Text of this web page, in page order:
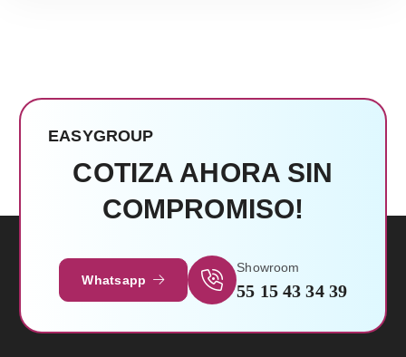
EASYGROUP
COTIZA AHORA SIN
COMPROMISO!
Whatsapp
Showroom
55 15 43 34 39